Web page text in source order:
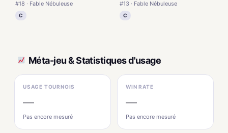
#18 · Fable Nébuleuse
C
#13 · Fable Nébuleuse
C
Méta-jeu & Statistiques d'usage
USAGE TOURNOIS
—
Pas encore mesuré
WIN RATE
—
Pas encore mesuré